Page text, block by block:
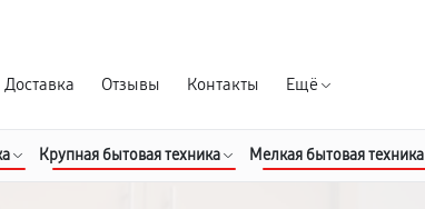
Доставка Отзывы Контакты Ещё
Крупная бытовая техника Мелкая бытовая техника